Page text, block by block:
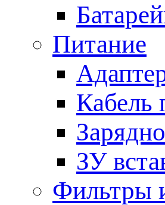
Питание
Кабель
ЗУ
Фильтры